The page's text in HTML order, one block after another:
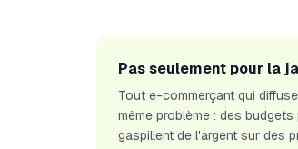
Pas seulement pour la
Tout e-commerçant qui
même problème : des
gaspillent de l'argent sur des